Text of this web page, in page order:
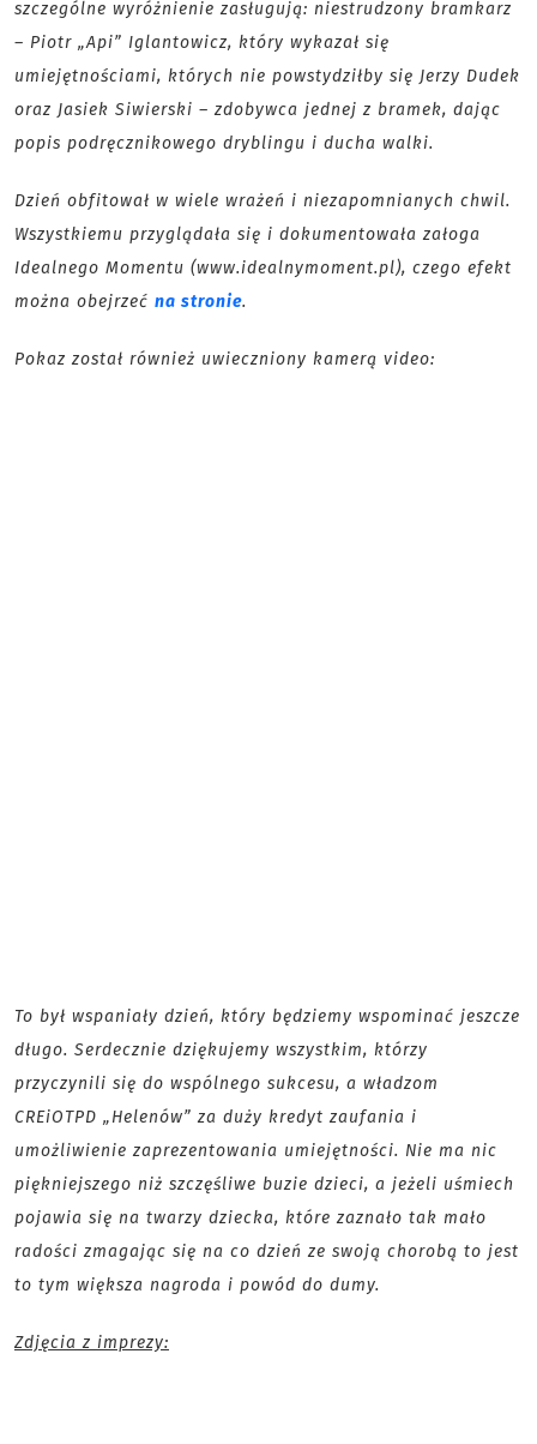
szczególne wyróżnienie zasługują: niestrudzony bramkarz
– Piotr „Api” Iglantowicz, który wykazał się
umiejętnościami, których nie powstydziłby się Jerzy Dudek
oraz Jasiek Siwierski – zdobywca jednej z bramek, dając
popis podręcznikowego dryblingu i ducha walki.
Dzień obfitował w wiele wrażeń i niezapomnianych chwil.
Wszystkiemu przyglądała się i dokumentowała załoga
Idealnego Momentu (www.idealnymoment.pl), czego efekt
można obejrzeć na stronie.
Pokaz został również uwieczniony kamerą video:
To był wspaniały dzień, który będziemy wspominać jeszcze
długo. Serdecznie dziękujemy wszystkim, którzy
przyczynili się do wspólnego sukcesu, a władzom
CREiOTPD „Helenów” za duży kredyt zaufania i
umożliwienie zaprezentowania umiejętności. Nie ma nic
piękniejszego niż szczęśliwe buzie dzieci, a jeżeli uśmiech
pojawia się na twarzy dziecka, które zaznało tak mało
radości zmagając się na co dzień ze swoją chorobą to jest
to tym większa nagroda i powód do dumy.
Zdjęcia z imprezy: